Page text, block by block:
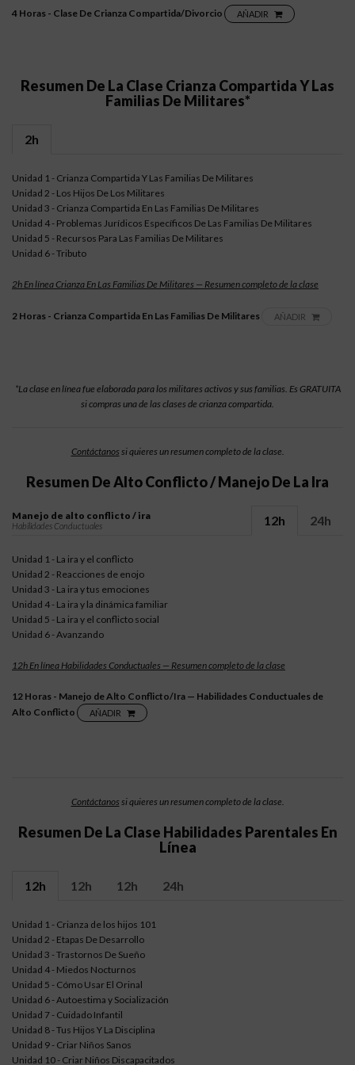
4 Horas - Clase De Crianza Compartida/Divorcio AÑADIR
Resumen De La Clase Crianza Compartida Y Las
Familias De Militares*
2h
Unidad 1 - Crianza Compartida Y Las Familias De Militares
Unidad 2 - Los Hijos De Los Militares
Unidad 3 - Crianza Compartida En Las Familias De Militares
Unidad 4 - Problemas Jurídicos Específicos De Las Familias De Militares
Unidad 5 - Recursos Para Las Familias De Militares
Unidad 6 - Tributo
2h En línea Crianza En Las Familias De Militares — Resumen completo de la clase
2 Horas - Crianza Compartida En Las Familias De Militares AÑADIR
*La clase en línea fue elaborada para los militares activos y sus familias. Es GRATUITA
si compras una de las clases de crianza compartida.
Contáctanos si quieres un resumen completo de la clase.
Resumen De Alto Conflicto / Manejo De La Ira
Manejo de alto conflicto / ira
Habilidades Conductuales 24h
12h
Unidad 1 - La ira y el conflicto
Unidad 2 - Reacciones de enojo
Unidad 3 - La ira y tus emociones
Unidad 4 - La ira y la dinámica familiar
Unidad 5 - La ira y el conflicto social
Unidad 6 - Avanzando
12h En línea Habilidades Conductuales — Resumen completo de la clase
12 Horas - Manejo de Alto Conflicto/Ira — Habilidades Conductuales de
Alto Conflicto
AÑADIR
Contáctanos si quieres un resumen completo de la clase.
Resumen De La Clase Habilidades Parentales En
Línea
12h 12h 12h 24h
Unidad 1 - Crianza de los hijos 101
Unidad 2 - Etapas De Desarrollo
Unidad 3 - Trastornos De Sueño
Unidad 4 - Miedos Nocturnos
Unidad 5 - Cómo Usar El Orinal
Unidad 6 - Autoestima y Socialización
Unidad 7 - Cuidado Infantil
Unidad 8 - Tus Hijos Y La Disciplina
Unidad 9 - Criar Niños Sanos
Unidad 10 - Criar Niños Discapacitados